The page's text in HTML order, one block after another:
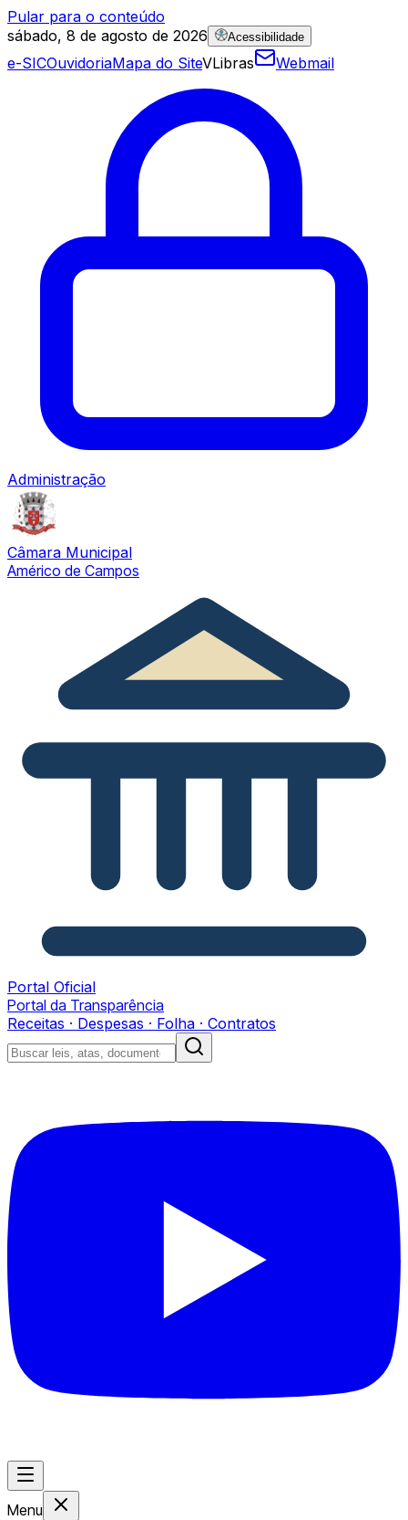
Pular para o conteúdo
sábado, 8 de agosto de 2026
Acessibilidade
e-SICOuvidoriaMapa do SiteVLibras Webmail
Administração
Câmara Municipal
Américo de Campos
Portal Oficial
Portal da Transparência
Receitas · Despesas · Folha · Contratos
Menu